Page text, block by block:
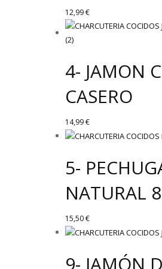
12,99€
4- JAMON
CASERO
14,99€
5-
NATURAL
15,50€
9- JAMÓN